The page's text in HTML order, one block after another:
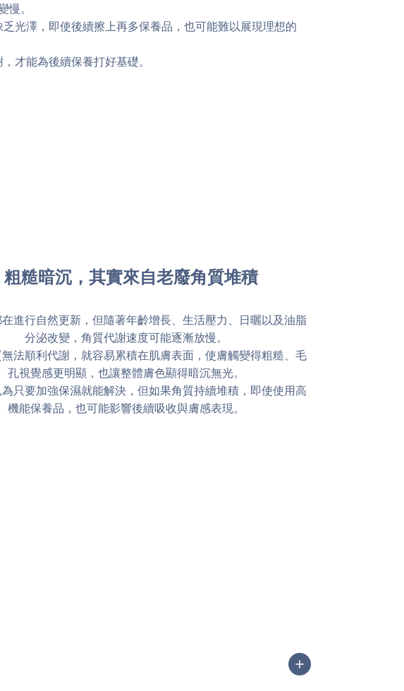
慢。
光澤，即使後續擦上再多保養品，也可能難以展現理想的
才能為後續保養打好基礎。
粗糙暗沉，其實來自老廢角質堆積
進行自然更新，但隨著年齡增長、生活壓力、日曬以及油脂
分泌改變，角質代謝速度可能逐漸放慢。
法順利代謝，就容易累積在肌膚表面，使膚觸變得粗糙、毛
孔視覺感更明顯，也讓整體膚色顯得暗沉無光。
只要加強保濕就能解決，但如果角質持續堆積，即使使用高
機能保養品，也可能影響後續吸收與膚感表現。